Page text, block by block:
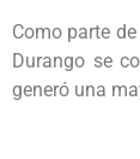
Como parte
Durango se
generó una